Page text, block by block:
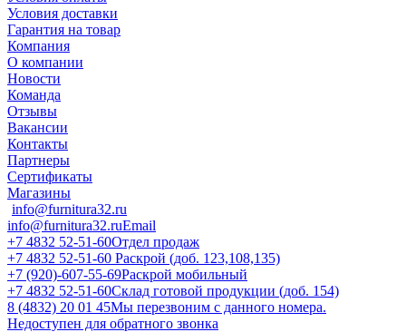
Условия доставки
Гарантия на товар
Компания
О компании
Новости
Команда
Отзывы
Вакансии
Контакты
Партнеры
Сертификаты
Магазины
info@furnitura32.ru
info@furnitura32.ruEmail
+7 4832 52-51-60Отдел продаж
+7 4832 52-51-60 Раскрой (доб. 123,108,135)
+7 (920)-607-55-69Раскрой мобильный
+7 4832 52-51-60Склад готовой продукции (доб. 154)
8 (4832) 20 01 45Мы перезвоним с данного номера.
Недоступен для обратного звонка